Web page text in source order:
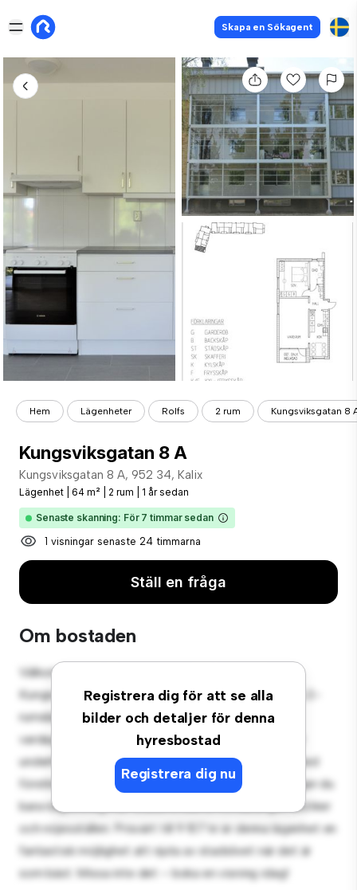
Skapa en Sökagent
Hem Lägenheter Rolfs 2 rum Kungsviksgatan 8
Kungsviksgatan 8 A
Kungsviksgatan 8 A, 952 34, Kalix
Lägenhet 64 m² 2 rum 1 år sedan
Senaste skanning: För 7 timmar sedan
1 visningar senaste 24 timmarna
Ställ en fråga
Om bostaden
Registrera dig för att se alla
bilder och detaljer för denna
hyresbostad
Registrera dig nu
Välkommen till ditt nya urbana tillflyktsort på
Kungsviksgatan 8 A, 952 34, Kalix! Denna moderna 2-
rumslägenhet erbjuder ett elegant och mysigt
vardagsrum. Den öppna planlösningen är perfekt för
underhållning, och det eleganta köket är utrustat med
förstklassiga apparater. Med sitt utmärkta läge ligger du
bara några steg från stadens bästa restauranger, butiker
och nöjesställen. Prisvärt till 9 107 kr är denna lägenhet en
fantastisk möjlighet att njuta av stadslivet när det är
som bäst. Missa inte det – boka en visning idag!